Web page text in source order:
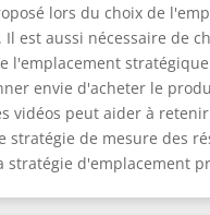
lors du choix de
est aussi nécessaire de
envie d'acheter le
vidéos peut aider à
de mesure des
stratégie d'emplacement